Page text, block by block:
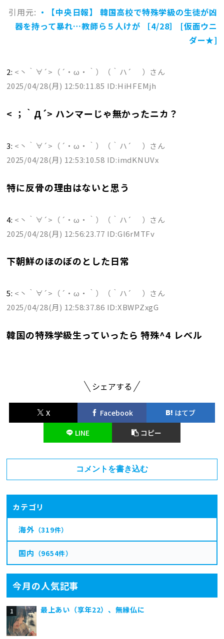
引用元: ・【中央日報】 韓国高校で特殊学級の生徒が凶
器を持って暴れ…教師ら５人けが ［4/28］ [仮面ウニ
ダー★]
2: <丶｀∀´>（´・ω・｀）（｀ハ´ ）さん
2025/04/28(月) 12:50:11.85 ID:HiHFEMjh
< ；｀Д´> ハンマーじゃ無かったニカ？
3: <丶｀∀´>（´・ω・｀）（｀ハ´ ）さん
2025/04/28(月) 12:53:10.58 ID:imdKNUVx
特に反骨の理由はないと思う
4: <丶｀∀´>（´・ω・｀）（｀ハ´ ）さん
2025/04/28(月) 12:56:23.77 ID:Gl6rMTFv
下朝鮮のほのぼのとした日常
5: <丶｀∀´>（´・ω・｀）（｀ハ´ ）さん
2025/04/28(月) 12:58:37.86 ID:XBWPZxgG
韓国の特殊学級生っていったら 特殊^4 レベル
シェアする
X Facebook
はてブ
LINE
コピー
コメントを書き込む
カテゴリ
海外 （319件）
国内 （9654件）
今月の人気記事
最上あい（享年22）、無縁仏に